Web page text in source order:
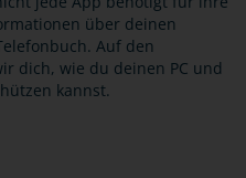
über deinen
Auf den
dich, wie du deinen PC und
kannst.